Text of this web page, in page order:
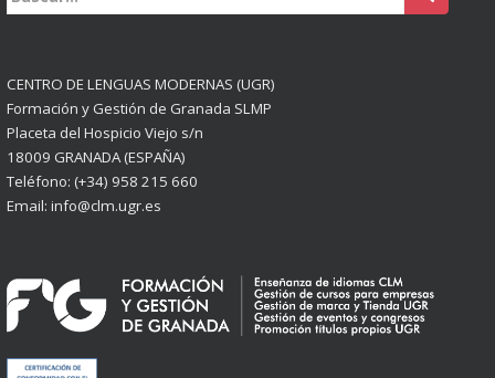
CENTRO DE LENGUAS MODERNAS (UGR)
Formación y Gestión de Granada SLMP
Placeta del Hospicio Viejo s/n
18009 GRANADA (ESPAÑA)
Teléfono: (+34) 958 215 660
Email: info@clm.ugr.es